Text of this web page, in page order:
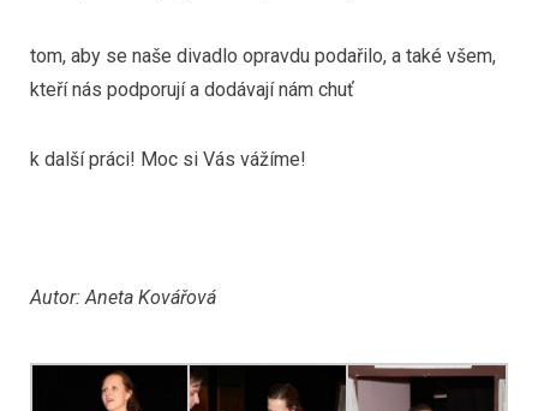
tom, aby se naše divadlo opravdu podařilo, a také všem,
kteří nás podporují a dodávají nám chuť
k další práci! Moc si Vás vážíme!
Autor: Aneta Kovářová